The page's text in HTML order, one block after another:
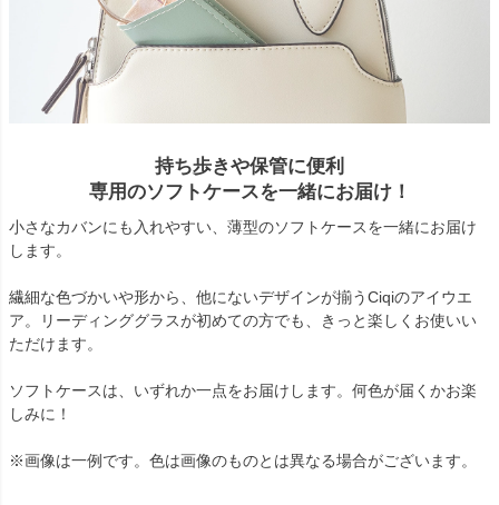
持ち歩きや保管に便利
専用のソフトケースを一緒にお届け！
小さなカバンにも入れやすい、薄型のソフトケースを一緒にお届け
します。
繊細な色づかいや形から、他にないデザインが揃うCiqiのアイウエ
ア。リーディンググラスが初めての方でも、きっと楽しくお使いい
ただけます。
ソフトケースは、いずれか一点をお届けします。何色が届くかお楽
しみに！
※画像は一例です。色は画像のものとは異なる場合がございます。